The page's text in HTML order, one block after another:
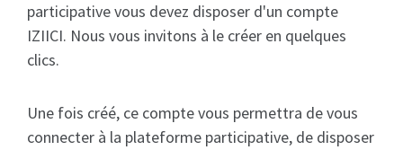
participative vous devez disposer d'un compte
IZIICI. Nous vous invitons à le créer en quelques
clics.
Une fois créé, ce compte vous permettra de vous
connecter à la plateforme participative, de disposer